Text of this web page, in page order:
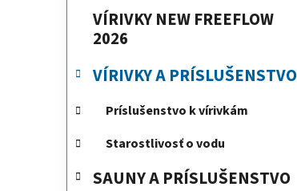
p
n
e
r
e
VÍRIVKY NEW FREEFLOW
2026
VÍRIVKY A PRÍSLUŠENSTVO
Príslušenstvo k vírivkám
Starostlivosť o vodu
SAUNY A PRÍSLUŠENSTVO